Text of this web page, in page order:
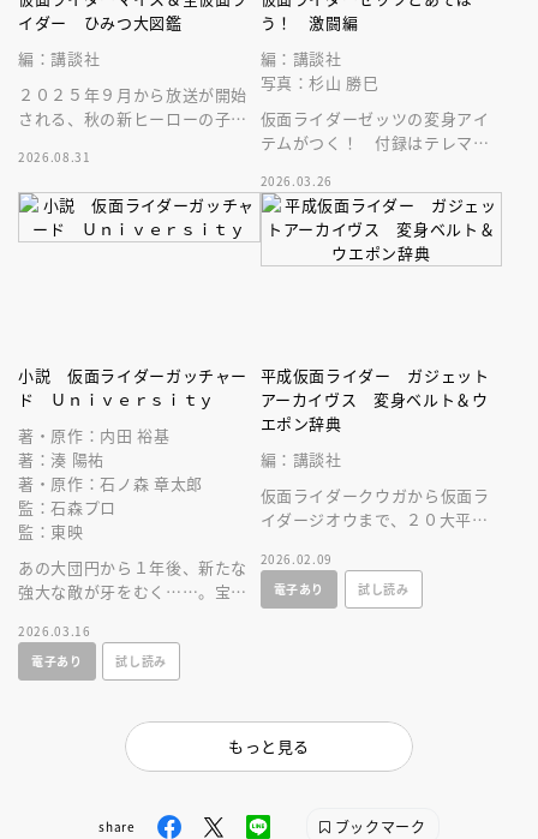
イダー ひみつ大図鑑
編：講談社
２０２５年９月から放送が開始
される、秋の新ヒーローの子供
ベルトなど最新情報がバッチリ
分かる！
2026.08.31
う！ 激闘編
編：講談社
写真：杉山 勝巳
仮面ライダーゼッツの変身アイ
テムがつく！ 付録はテレマガ
ジンでしか手に入らない、スペ
シャルな一品
2026.03.26
小説 仮面ライダーガッチャー
ド Ｕｎｉｖｅｒｓｉｔｙ
著・原作：内田 裕基
著：湊 陽祐
著・原作：石ノ森 章太郎
監：石森プロ
監：東映
あの大団円から１年後、新たな
強大な敵が牙をむく……。宝太
てくる！ ガッチャード待望の
小説版！
2026.03.16
電子あり
試し読み
平成仮面ライダー ガジェット
アーカイヴス 変身ベルト＆ウ
エポン辞典
編：講談社
仮面ライダークウガから仮面ラ
イダージオウまで、２０大平成
器、バイクなどのガジェットを
掲載！
2026.02.09
電子あり
試し読み
もっと見る
share ブックマーク